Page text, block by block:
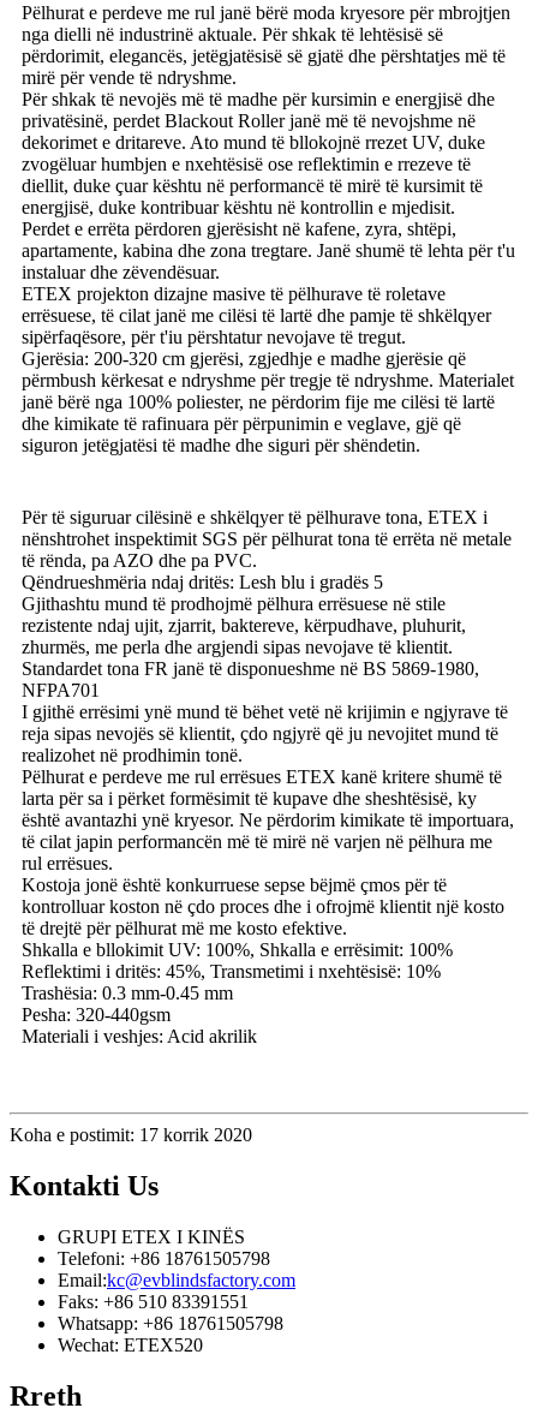
Pëlhurat e perdeve me rul janë bërë moda kryesore për mbrojtjen
nga dielli në industrinë aktuale. Për shkak të lehtësisë së
përdorimit, elegancës, jetëgjatësisë së gjatë dhe përshtatjes më të
mirë për vende të ndryshme.
Për shkak të nevojës më të madhe për kursimin e energjisë dhe
privatësinë, perdet Blackout Roller janë më të nevojshme në
dekorimet e dritareve. Ato mund të bllokojnë rrezet UV, duke
zvogëluar humbjen e nxehtësisë ose reflektimin e rrezeve të
diellit, duke çuar kështu në performancë të mirë të kursimit të
energjisë, duke kontribuar kështu në kontrollin e mjedisit.
Perdet e errëta përdoren gjerësisht në kafene, zyra, shtëpi,
apartamente, kabina dhe zona tregtare. Janë shumë të lehta për t'u
instaluar dhe zëvendësuar.
ETEX projekton dizajne masive të pëlhurave të roletave
errësuese, të cilat janë me cilësi të lartë dhe pamje të shkëlqyer
sipërfaqësore, për t'iu përshtatur nevojave të tregut.
Gjerësia: 200-320 cm gjerësi, zgjedhje e madhe gjerësie që
përmbush kërkesat e ndryshme për tregje të ndryshme. Materialet
janë bërë nga 100% poliester, ne përdorim fije me cilësi të lartë
dhe kimikate të rafinuara për përpunimin e veglave, gjë që
siguron jetëgjatësi të madhe dhe siguri për shëndetin.
Për të siguruar cilësinë e shkëlqyer të pëlhurave tona, ETEX i
nënshtrohet inspektimit SGS për pëlhurat tona të errëta në metale
të rënda, pa AZO dhe pa PVC.
Qëndrueshmëria ndaj dritës: Lesh blu i gradës 5
Gjithashtu mund të prodhojmë pëlhura errësuese në stile
rezistente ndaj ujit, zjarrit, baktereve, kërpudhave, pluhurit,
zhurmës, me perla dhe argjendi sipas nevojave të klientit.
Standardet tona FR janë të disponueshme në BS 5869-1980,
NFPA701
I gjithë errësimi ynë mund të bëhet vetë në krijimin e ngjyrave të
reja sipas nevojës së klientit, çdo ngjyrë që ju nevojitet mund të
realizohet në prodhimin tonë.
Pëlhurat e perdeve me rul errësues ETEX kanë kritere shumë të
larta për sa i përket formësimit të kupave dhe sheshtësisë, ky
është avantazhi ynë kryesor. Ne përdorim kimikate të importuara,
të cilat japin performancën më të mirë në varjen në pëlhura me
rul errësues.
Kostoja jonë është konkurruese sepse bëjmë çmos për të
kontrolluar koston në çdo proces dhe i ofrojmë klientit një kosto
të drejtë për pëlhurat më me kosto efektive.
Shkalla e bllokimit UV: 100%, Shkalla e errësimit: 100%
Reflektimi i dritës: 45%, Transmetimi i nxehtësisë: 10%
Trashësia: 0.3 mm-0.45 mm
Pesha: 320-440gsm
Materiali i veshjes: Acid akrilik
Koha e postimit: 17 korrik 2020
Kontakti Us
GRUPI ETEX I KINËS
Telefoni: +86 18761505798
Email:kc@evblindsfactory.com
Faks: +86 510 83391551
Whatsapp: +86 18761505798
Wechat: ETEX520
Rreth